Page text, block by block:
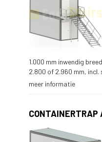
1.000 mm inwendig
2.800 of 2.960 mm,
meer informatie
CONTAINERTRAP